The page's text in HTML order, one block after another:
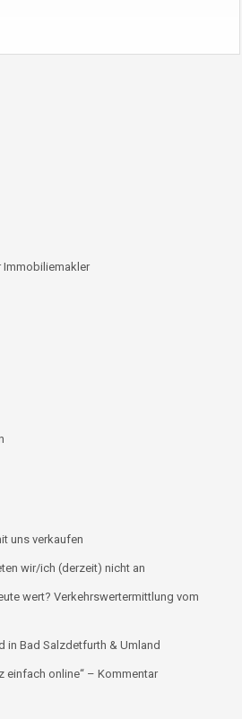
Immobiliemakler
uns verkaufen
wir/ich (derzeit) nicht an
wert? Verkehrswertermittlung vom
in Bad Salzdetfurth & Umland
einfach online“ – Kommentar